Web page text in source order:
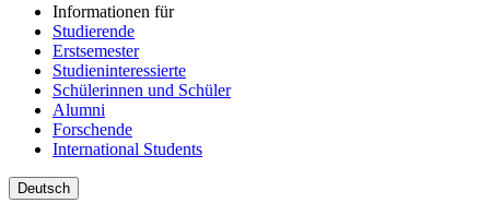
Informationen für
Studierende
Erstsemester
Studieninteressierte
Schülerinnen und Schüler
Alumni
Forschende
International Students
Deutsch